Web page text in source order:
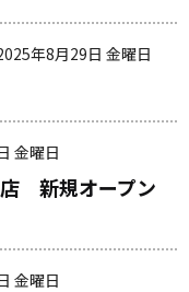
年8月29日 金曜日
金曜日
店 新規オープン
金曜日